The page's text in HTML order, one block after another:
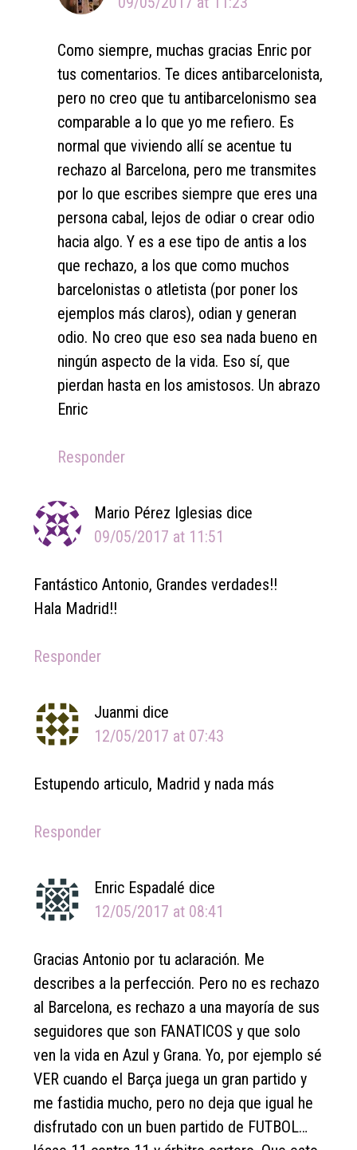
Como siempre, muchas gracias Enric por
tus comentarios. Te dices antibarcelonista,
pero no creo que tu antibarcelonismo sea
comparable a lo que yo me refiero. Es
normal que viviendo allí se acentue tu
rechazo al Barcelona, pero me transmites
por lo que escribes siempre que eres una
persona cabal, lejos de odiar o crear odio
hacia algo. Y es a ese tipo de antis a los
que rechazo, a los que como muchos
barcelonistas o atletista (por poner los
ejemplos más claros), odian y generan
odio. No creo que eso sea nada bueno en
ningún aspecto de la vida. Eso sí, que
pierdan hasta en los amistosos. Un abrazo
Enric
Responder
Mario Pérez Iglesias dice
09/05/2017 at 11:51
Fantástico Antonio, Grandes verdades!!
Hala Madrid!!
Responder
Juanmi dice
12/05/2017 at 07:43
Estupendo articulo, Madrid y nada más
Responder
Enric Espadalé dice
12/05/2017 at 08:41
Gracias Antonio por tu aclaración. Me
describes a la perfección. Pero no es rechazo
al Barcelona, es rechazo a una mayoría de sus
seguidores que son FANATICOS y que solo
ven la vida en Azul y Grana. Yo, por ejemplo sé
VER cuando el Barça juega un gran partido y
me fastidia mucho, pero no deja que igual he
disfrutado con un buen partido de FUTBOL…